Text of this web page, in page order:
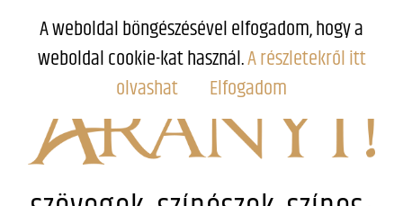
A weboldal böngészésével elfogadom, hogy a
weboldal cookie-kat használ.A részletekről itt
olvashat
Elfogadom